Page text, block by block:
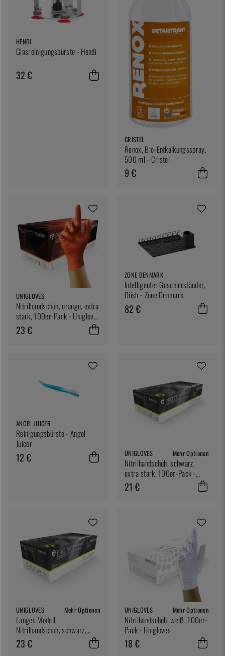
HENDI
Glasreinigungsbürste - Hendi
32 €
CRISTEL
Renox, Bio-Entkalkungsspray,
500 ml - Cristel
9 €
UNIGLOVES
Nitrilhandschuh, orange, extra
stark, 100er-Pack - Unigloves
- Medium
23 €
ZONE DENMARK
Intelligenter Geschirrständer,
Diish - Zone Denmark
82 €
ANGEL JUICER
Reinigungsbürste - Angel
Juicer
12 € UNIGLOVES Mehr Optionen
Nitrilhandschuh, schwarz,
extra stark, 100er-Pack -
Unigloves
21 €
UNIGLOVES Mehr Optionen
Langes Modell
Nitrilhandschuh, schwarz,
extra stark, 100er-Pack -
Unigloves
23 €
UNIGLOVES Mehr Optionen
Nitrilhandschuh, weiß, 100er-
Pack - Unigloves
18 €